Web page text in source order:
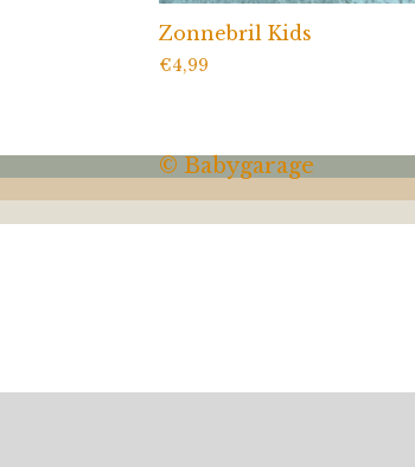
Zonnebril Kids
€4,99
© Babygarage